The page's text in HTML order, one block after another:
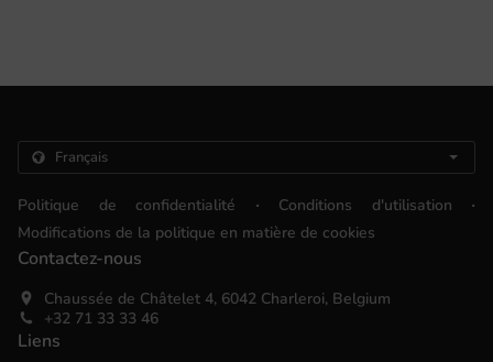
Politique de confidentialité . Conditions d'utilisation .
Modifications de la politique en matière de cookies
Contactez-nous
Chaussée de Châtelet 4, 6042 Charleroi, Belgium
+32 71 33 33 46
Liens